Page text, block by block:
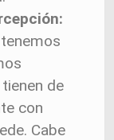
de
con
Cabe